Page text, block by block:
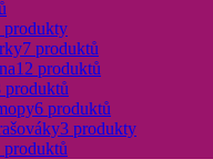
produkty
7 produktů
12 produktů
produktů
6 produktů
3 produkty
produktů